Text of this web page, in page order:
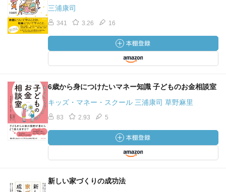
三浦康司
341 3.26 16
6歳から身につけたいマネー知識 子どものお金相談室
キッズ・マネー・スクール 三浦康司 草野麻里
83 2.93 5
新しい家づくりの成功法